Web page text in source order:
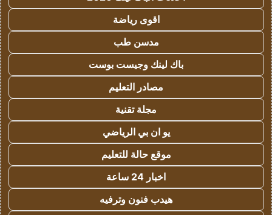
اقوى رياضة
مدسن طب
باك لينك وجيست بوست
مصادر التعليم
مجلة تقنية
يو ان بي الرياضي
موقع حالة للتعليم
اخبار 24 ساعة
هيدب فنون وترفيه